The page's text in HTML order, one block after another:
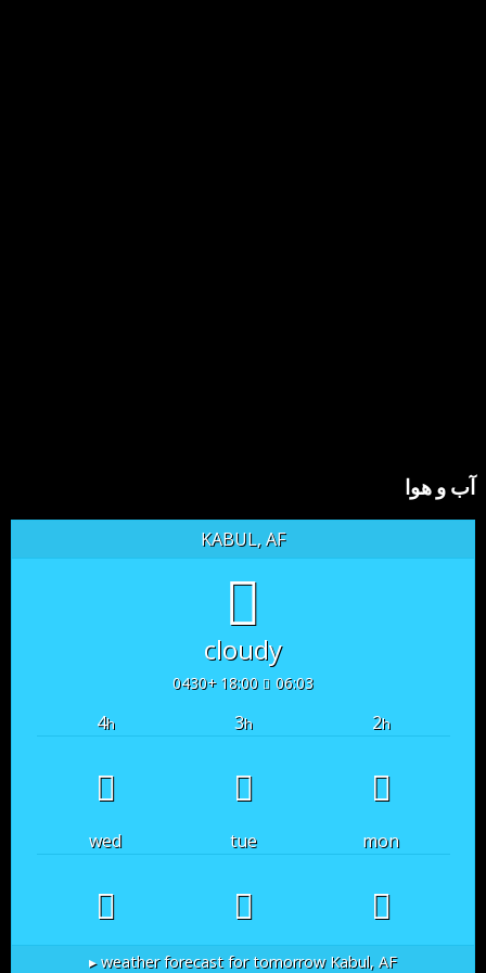
آب و هوا
KABUL, AF
cloudy
06:03
18:00 +0430
2h
3h
4h
mon
tue
wed
Kabul, AF
weather forecast for tomorrow ▸